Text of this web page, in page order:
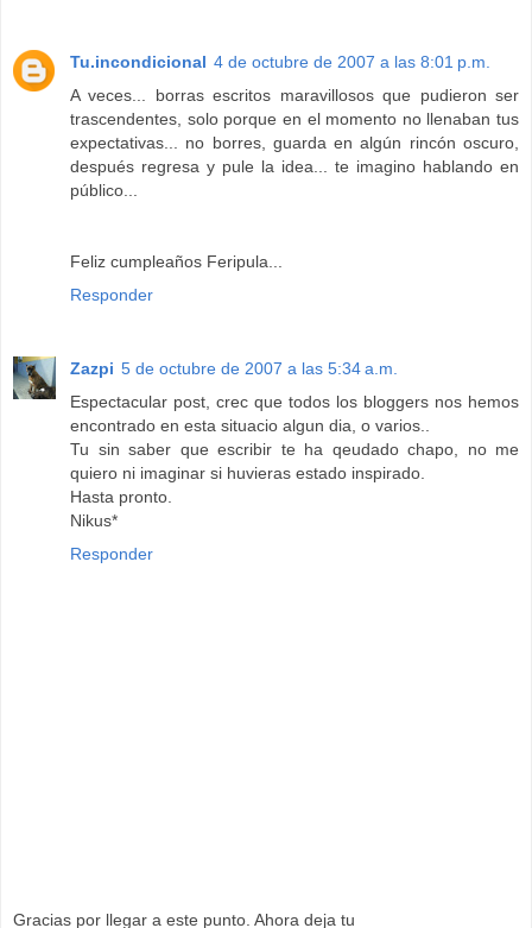
Tu.incondicional 4 de octubre de 2007 a las 8:01 p.m.
A veces... borras escritos maravillosos que pudieron ser
trascendentes, solo porque en el momento no llenaban tus
expectativas... no borres, guarda en algún rincón oscuro,
después regresa y pule la idea... te imagino hablando en
público...
Feliz cumpleaños Feripula...
Responder
Zazpi 5 de octubre de 2007 a las 5:34 a.m.
Espectacular post, crec que todos los bloggers nos hemos
encontrado en esta situacio algun dia, o varios..
Tu sin saber que escribir te ha qeudado chapo, no me
quiero ni imaginar si huvieras estado inspirado.
Hasta pronto.
Nikus*
Responder
Gracias por llegar a este punto. Ahora deja tu